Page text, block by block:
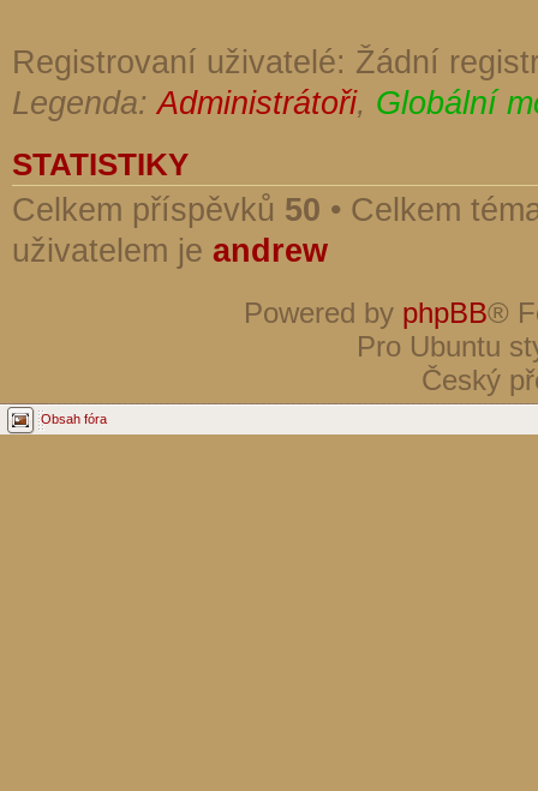
Registrovaní uživatelé: Žádní
Legenda:Administrátoři, Globální
STATISTIKY
Celkem příspěvků 50 • Celkem
uživatelem je andrew
Powered by phpBB®
Pro Ubuntu
Český
Obsah fóra